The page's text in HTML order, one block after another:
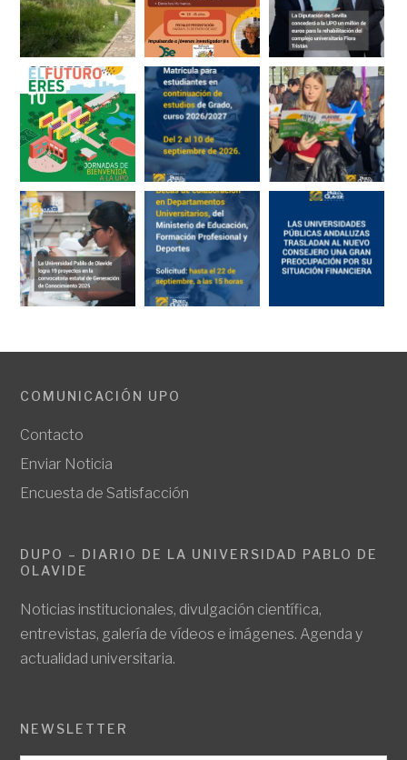
COMUNICACIÓN UPO
Contacto
Enviar Noticia
Encuesta de Satisfacción
DUPO – DIARIO DE LA UNIVERSIDAD PABLO DE
OLAVIDE
Noticias institucionales, divulgación científica,
entrevistas, galería de vídeos e imágenes. Agenda y
actualidad universitaria.
NEWSLETTER